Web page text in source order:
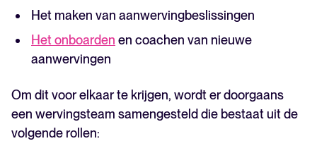
Het maken van aanwervingbeslissingen
Het onboarden en coachen van nieuwe
aanwervingen
Om dit voor elkaar te krijgen, wordt er doorgaans
een wervingsteam samengesteld die bestaat uit de
volgende rollen: